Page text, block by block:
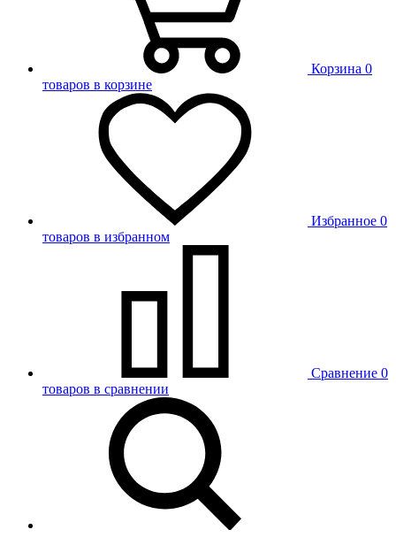
Корзина 0
товаров в корзине
Избранное 0
товаров в избранном
Сравнение 0
товаров в сравнении